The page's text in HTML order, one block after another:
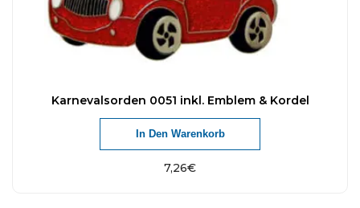
Karnevalsorden 0051 inkl. Emblem & Kordel
7,26€
In Den Warenkorb